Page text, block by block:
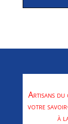
Artisans du
votre
à